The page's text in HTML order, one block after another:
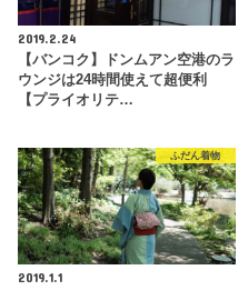
2019.2.24
【バンコク】ドンムアン空港のラ
ウンジは24時間使えて超便利
【プライオリテ…
ふだん着物
2019.1.1